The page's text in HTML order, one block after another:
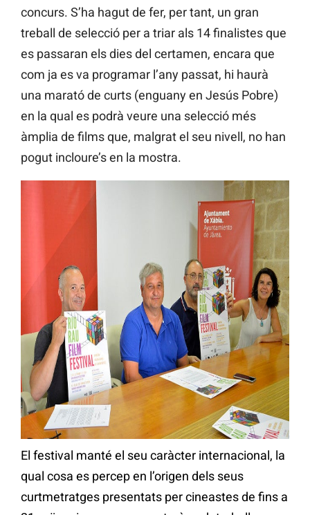
concurs. S’ha hagut de fer, per tant, un gran
treball de selecció per a triar als 14 finalistes que
es passaran els dies del certamen, encara que
com ja es va programar l’any passat, hi haurà
una marató de curts (enguany en Jesús Pobre)
en la qual es podrà veure una selecció més
àmplia de films que, malgrat el seu nivell, no han
pogut incloure’s en la mostra.
El festival manté el seu caràcter internacional, la
qual cosa es percep en l’origen dels seus
curtmetratges presentats per cineastes de fins a